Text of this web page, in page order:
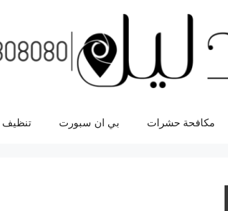
مكافحة حشرات بي ان سبورت تنظيف